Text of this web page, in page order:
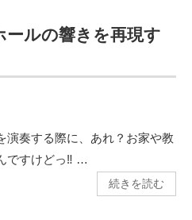
ルの響きを再現す
演奏する際に、あれ？お家や教
ですけどっ‼︎ …
続きを読む